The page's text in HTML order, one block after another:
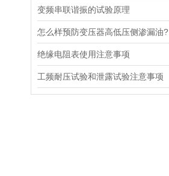
变频串联谐振的试验原理
怎么样预防变压器高低压侧渗漏油?
绝缘电阻表使用注意事项
工频耐压试验和泄露试验注意事项